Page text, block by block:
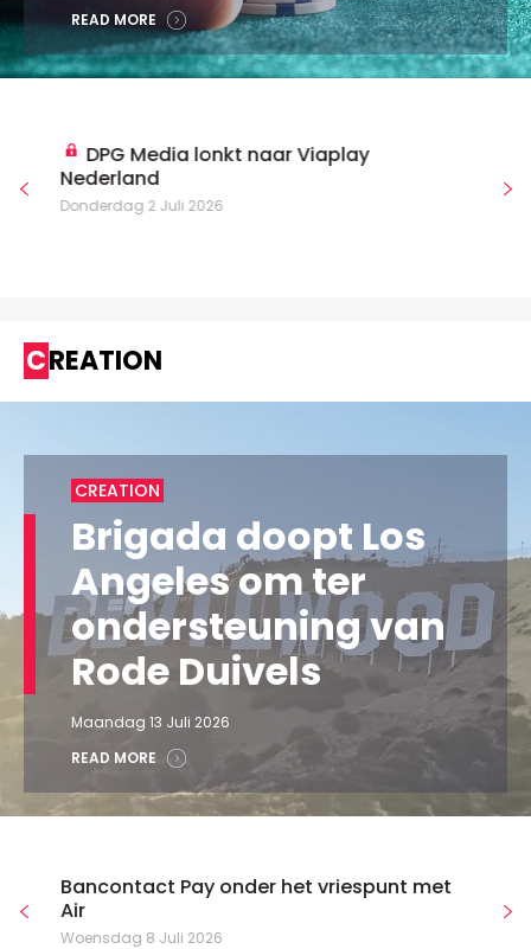
READ MORE
DPG Media lonkt naar Viaplay
Nederland
Donderdag 2 Juli 2026
CREATION
CREATION
Brigada doopt Los
Angeles om ter
ondersteuning van
Rode Duivels
Maandag 13 Juli 2026
READ MORE
Bancontact Pay onder het vriespunt met
Air
Woensdag 8 Juli 2026